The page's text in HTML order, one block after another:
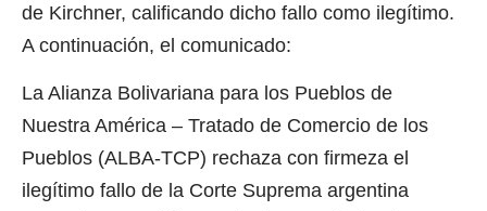
de Kirchner, calificando dicho fallo como ilegítimo.
A continuación, el comunicado:
La Alianza Bolivariana para los Pueblos de
Nuestra América – Tratado de Comercio de los
Pueblos (ALBA-TCP) rechaza con firmeza el
ilegítimo fallo de la Corte Suprema argentina